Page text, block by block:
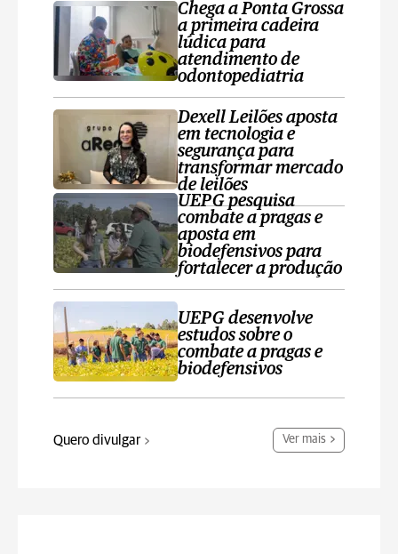
Chega a Ponta Grossa
a primeira cadeira
lúdica para
atendimento de
odontopediatria
Dexell Leilões aposta
em tecnologia e
segurança para
transformar mercado
de leilões
UEPG pesquisa
combate a pragas e
aposta em
biodefensivos para
fortalecer a produção
UEPG desenvolve
estudos sobre o
combate a pragas e
biodefensivos
Quero divulgar Ver mais